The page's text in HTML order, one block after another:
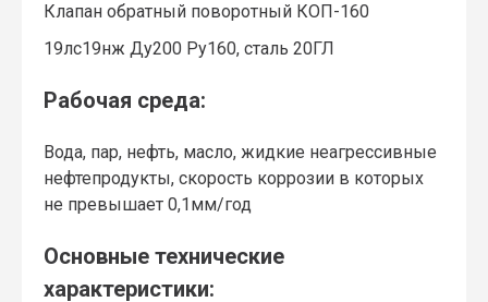
Клапан обратный поворотный КОП-160
19лс19нж Ду200 Ру160, сталь 20ГЛ
Рабочая среда:
Вода, пар, нефть, масло, жидкие неагрессивные
нефтепродукты, скорость коррозии в которых
не превышает 0,1мм/год
Основные технические
характеристики: